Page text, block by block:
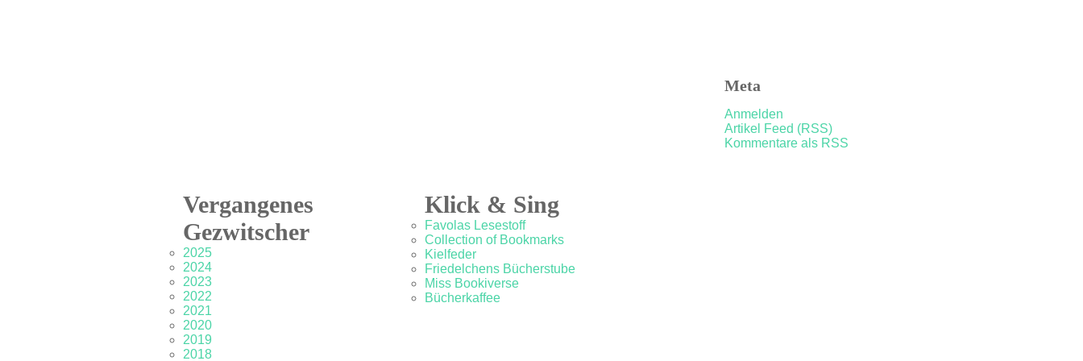
Meta
Anmelden
Artikel Feed (RSS)
Kommentare als RSS
Vergangenes
Gezwitscher
2025
2024
2023
2022
2021
2020
2019
2018
Klick & Sing
Favolas Lesestoff
Collection of Bookmarks
Kielfeder
Friedelchens Bücherstube
Miss Bookiverse
Bücherkaffee